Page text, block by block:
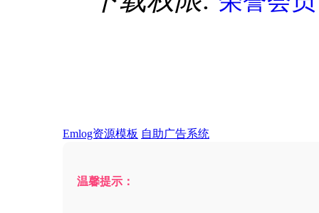
Emlog资源模板 自助广告系统
温馨提示：